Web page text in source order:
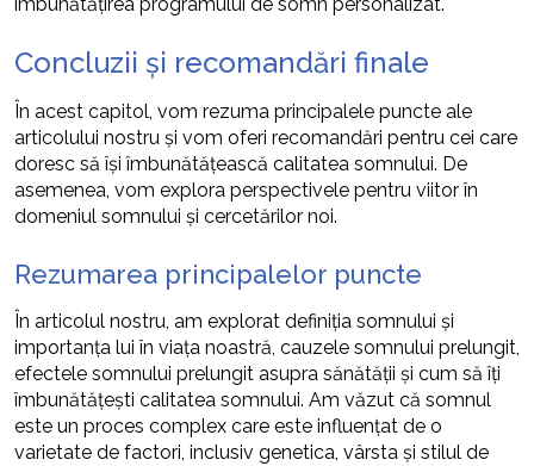
Concluzii și recomandări finale
În acest capitol, vom rezuma principalele puncte ale
articolului nostru și vom oferi recomandări pentru cei care
doresc să își îmbunătățească calitatea somnului. De
asemenea, vom explora perspectivele pentru viitor în
domeniul somnului și cercetărilor noi.
Rezumarea principalelor puncte
În articolul nostru, am explorat definiția somnului și
importanța lui în viața noastră, cauzele somnului prelungit,
efectele somnului prelungit asupra sănătății și cum să îți
îmbunătățești calitatea somnului. Am văzut că somnul
este un proces complex care este influențat de o
varietate de factori, inclusiv genetica, vârsta și stilul de